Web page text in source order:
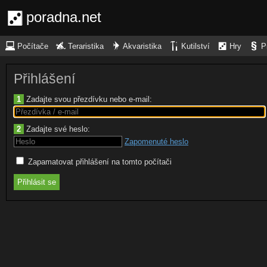
poradna.net
Počítače Teraristika Akvaristika Kutilství Hry
Přihlášení
1 Zadajte svou přezdívku nebo e-mail:
2 Zadajte své heslo:
Zapomenuté heslo
Zapamatovat přihlášení na tomto počítači